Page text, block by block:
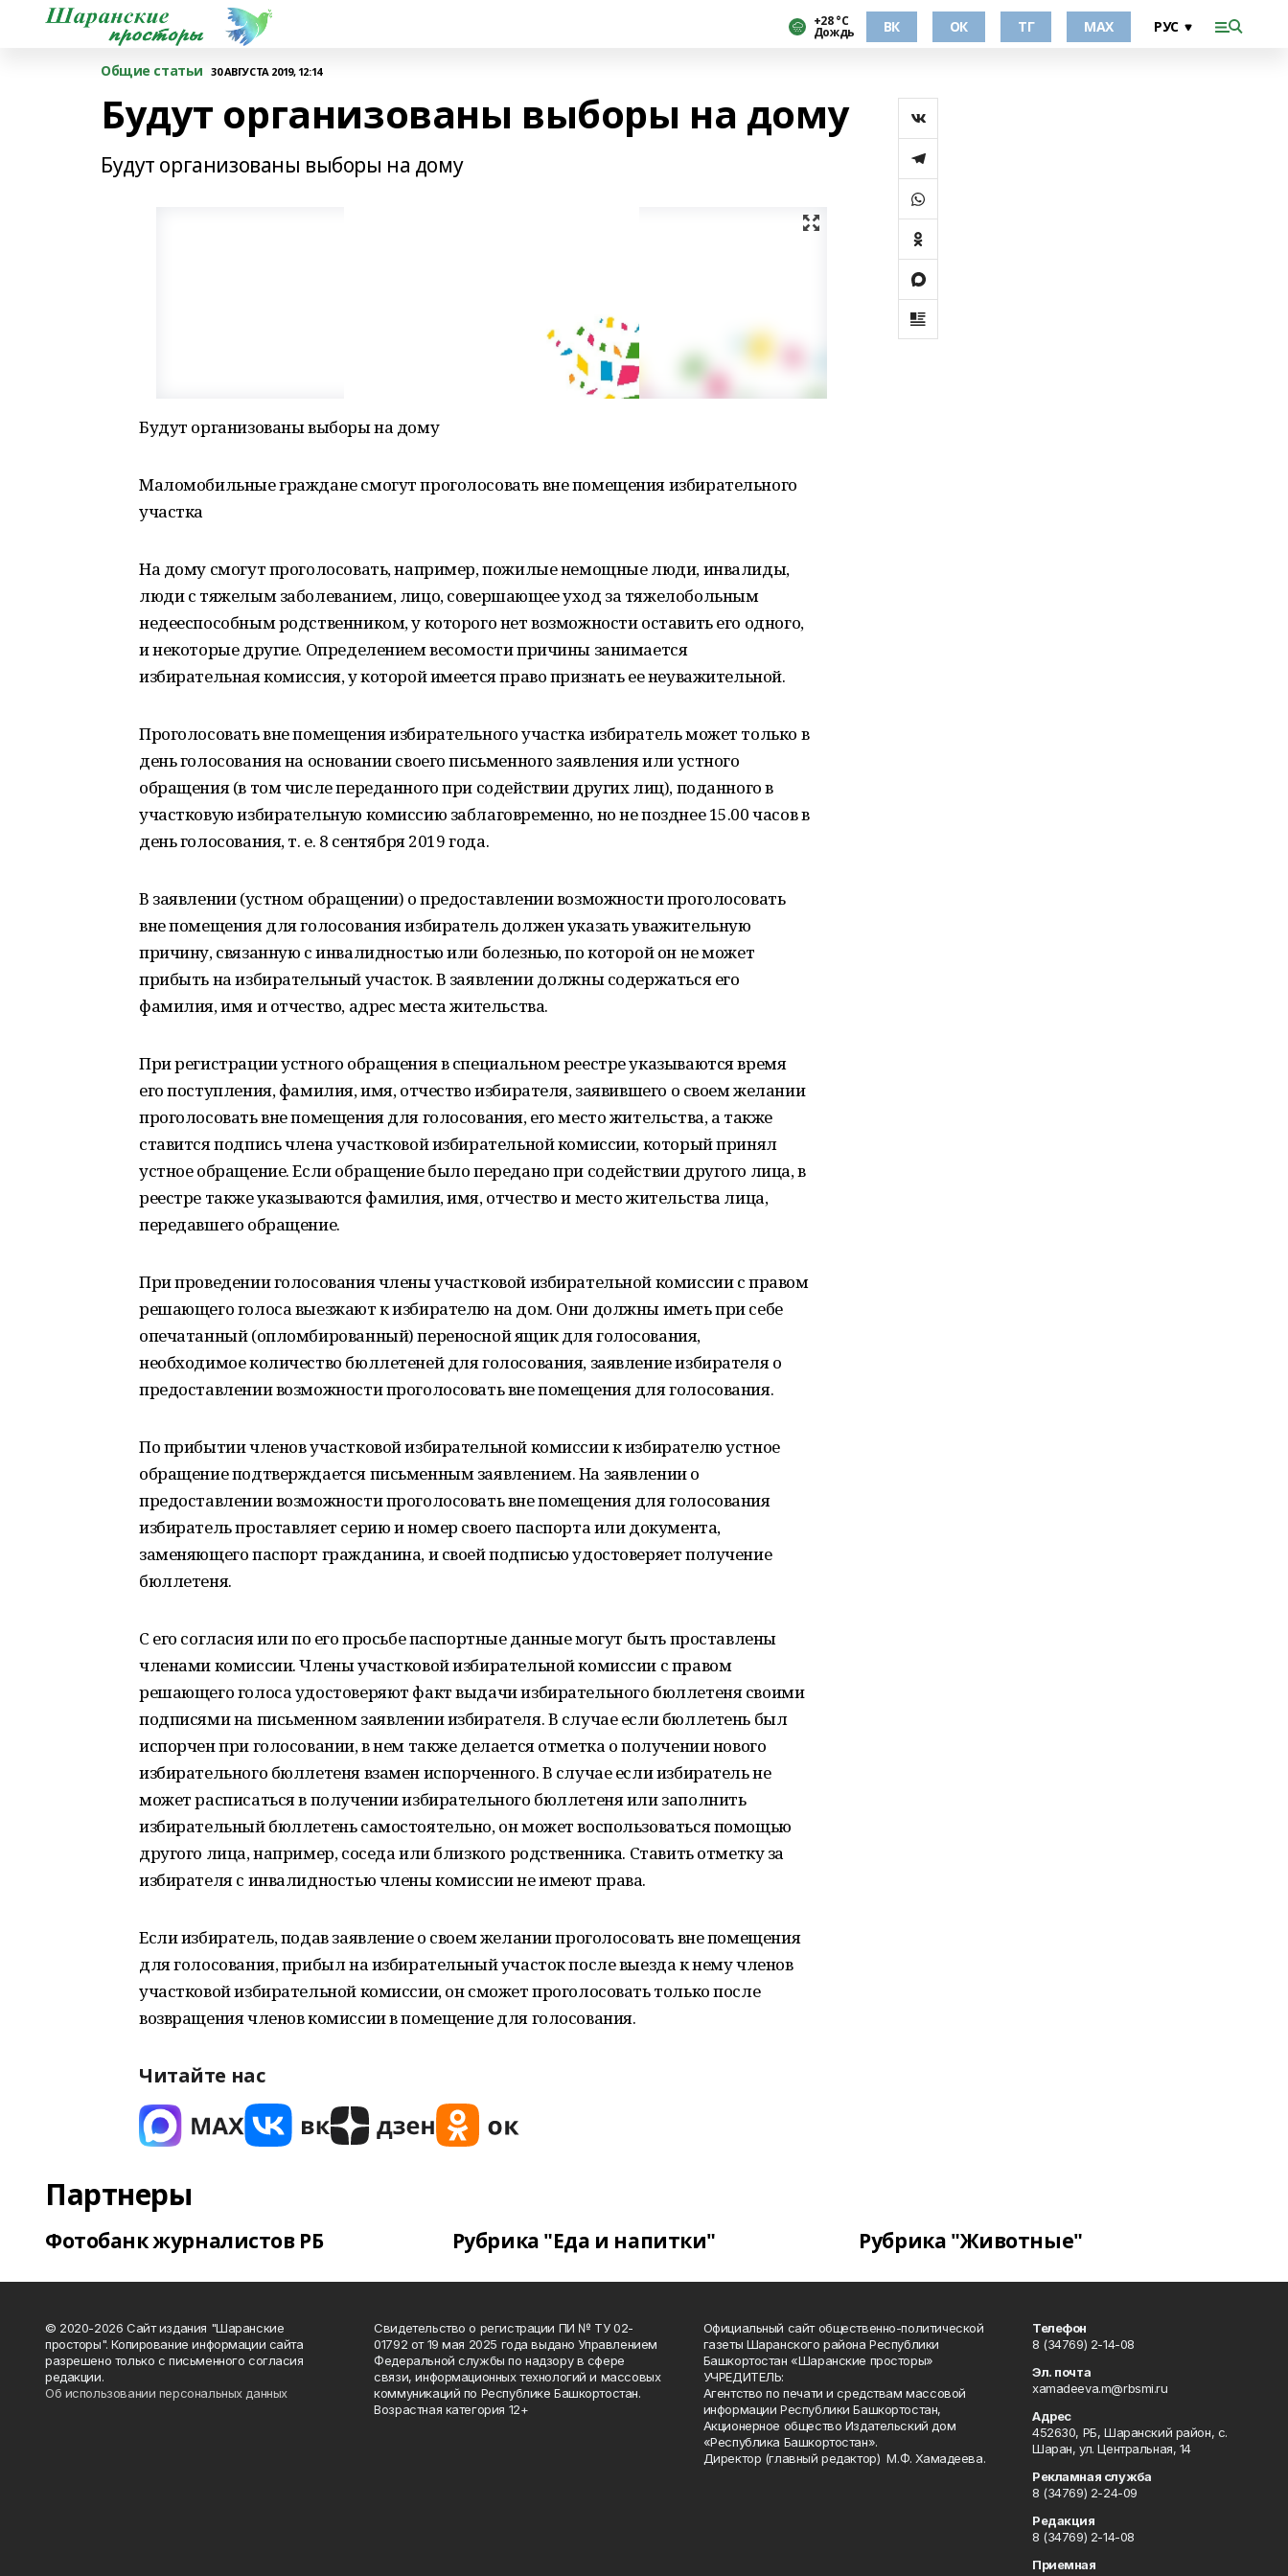
+28 °С
Дождь ВК ОК ТГ МАХ
Общие статьи 30 АВГУСТА 2019, 12:14
Будут организованы выборы на дому
Будут организованы выборы на дому
Будут организованы выборы на дому
Маломобильные граждане смогут проголосовать вне помещения избирательного
участка
На дому смогут проголосовать, например, пожилые немощные люди, инвалиды,
люди с тяжелым заболеванием, лицо, совершающее уход за тяжелобольным
недееспособным родственником, у которого нет возможности оставить его одного,
и некоторые другие. Определением весомости причины занимается
избирательная комиссия, у которой имеется право признать ее неуважительной.
Проголосовать вне помещения избирательного участка избиратель может только в
день голосования на основании своего письменного заявления или устного
обращения (в том числе переданного при содействии других лиц), поданного в
участковую избирательную комиссию заблаговременно, но не позднее 15.00 часов в
день голосования, т. е. 8 сентября 2019 года.
В заявлении (устном обращении) о предоставлении возможности проголосовать
вне помещения для голосования избиратель должен указать уважительную
причину, связанную с инвалидностью или болезнью, по которой он не может
прибыть на избирательный участок. В заявлении должны содержаться его
фамилия, имя и отчество, адрес места жительства.
При регистрации устного обращения в специальном реестре указываются время
его поступления, фамилия, имя, отчество избирателя, заявившего о своем желании
проголосовать вне помещения для голосования, его место жительства, а также
ставится подпись члена участковой избирательной комиссии, который принял
устное обращение. Если обращение было передано при содействии другого лица, в
реестре также указываются фамилия, имя, отчество и место жительства лица,
передавшего обращение.
При проведении голосования члены участковой избирательной комиссии с правом
решающего голоса выезжают к избирателю на дом. Они должны иметь при себе
опечатанный (опломбированный) переносной ящик для голосования,
необходимое количество бюллетеней для голосования, заявление избирателя о
предоставлении возможности проголосовать вне помещения для голосования.
По прибытии членов участковой избирательной комиссии к избирателю устное
обращение подтверждается письменным заявлением. На заявлении о
предоставлении возможности проголосовать вне помещения для голосования
избиратель проставляет серию и номер своего паспорта или документа,
заменяющего паспорт гражданина, и своей подписью удостоверяет получение
бюллетеня.
С его согласия или по его просьбе паспортные данные могут быть проставлены
членами комиссии. Члены участковой избирательной комиссии с правом
решающего голоса удостоверяют факт выдачи избирательного бюллетеня своими
подписями на письменном заявлении избирателя. В случае если бюллетень был
испорчен при голосовании, в нем также делается отметка о получении нового
избирательного бюллетеня взамен испорченного. В случае если избиратель не
может расписаться в получении избирательного бюллетеня или заполнить
избирательный бюллетень самостоятельно, он может воспользоваться помощью
другого лица, например, соседа или близкого родственника. Ставить отметку за
избирателя с инвалидностью члены комиссии не имеют права.
Если избиратель, подав заявление о своем желании проголосовать вне помещения
для голосования, прибыл на избирательный участок после выезда к нему членов
участковой избирательной комиссии, он сможет проголосовать только после
возвращения членов комиссии в помещение для голосования.
Читайте нас
Партнеры
Фотобанк журналистов РБ Рубрика "Еда и напитки" Рубрика "Животные"
© 2020-2026 Сайт издания "Шаранские
просторы". Копирование информации сайта
разрешено только с письменного согласия
редакции.
Об использовании персональных данных
Свидетельство о регистрации ПИ № ТУ 02-
01792 от 19 мая 2025 года выдано Управлением
Федеральной службы по надзору в сфере
связи, информационных технологий и массовых
коммуникаций по Республике Башкортостан.
Возрастная категория 12+
Официальный сайт общественно-политической
газеты Шаранского района Республики
Башкортостан «Шаранские просторы»
УЧРЕДИТЕЛЬ:
Агентство по печати и средствам массовой
информации Республики Башкортостан,
Акционерное общество Издательский дом
«Республика Башкортостан».
Директор (главный редактор) М.Ф. Хамадеева.
Телефон
8 (34769) 2-14-08
Эл. почта
xamadeeva.m@rbsmi.ru
Адрес
452630, РБ, Шаранский район, с.
Шаран, ул. Центральная, 14
Рекламная служба
8 (34769) 2-24-09
Редакция
8 (34769) 2-14-08
Приемная